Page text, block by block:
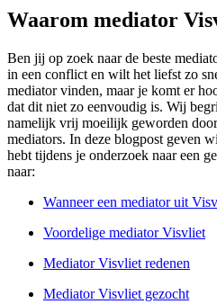
Waarom mediator
Ben jij op zoek naar de beste
in een conflict en wilt het liefst zo
mediator vinden, maar je komt er
dat dit niet zo eenvoudig is. Wij
namelijk vrij moeilijk geworden
mediators. In deze blogpost geven
hebt tijdens je onderzoek naar een
naar:
Wanneer een mediator uit
Voordelige mediator Visvliet
Mediator Visvliet redenen
Mediator Visvliet gezocht